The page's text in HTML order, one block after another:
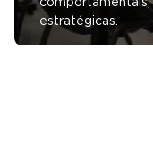
estratégicas.